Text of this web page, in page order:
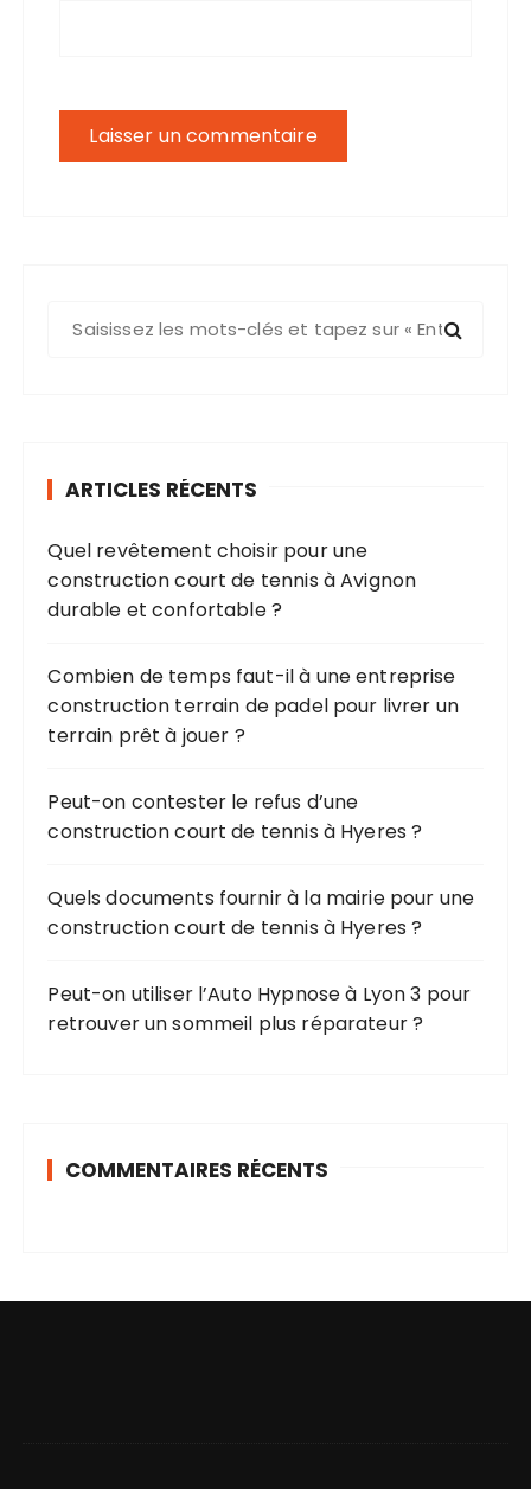
e
p
o
r
:
ARTICLES RÉCENTS
Quel revêtement choisir pour une
construction court de tennis à Avignon
durable et confortable ?
Combien de temps faut-il à une entreprise
construction terrain de padel pour livrer un
terrain prêt à jouer ?
Peut-on contester le refus d’une
construction court de tennis à Hyeres ?
Quels documents fournir à la mairie pour une
construction court de tennis à Hyeres ?
Peut-on utiliser l’Auto Hypnose à Lyon 3 pour
retrouver un sommeil plus réparateur ?
COMMENTAIRES RÉCENTS